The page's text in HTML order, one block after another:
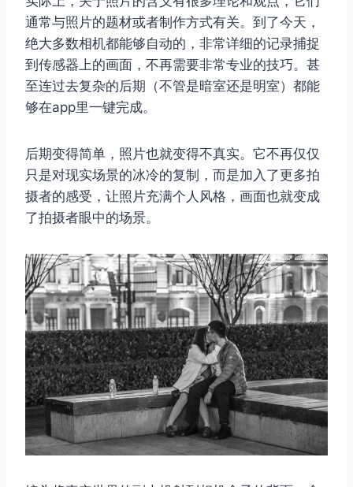
通常与照片的题材或者制作方式有关。到了今天，
绝大多数相机都能够自动的，非常详细的记录捕捉
到传感器上的画面，不再需要非常专业的技巧。甚
至连过去复杂的后期（不管是暗室还是明室）都能
够在app里一键完成。
后期变得简单，照片也就变得不真实。它不再仅仅
只是对现实场景的冰冷的复制，而是加入了更多拍
摄者的感受，让照片充满个人风格，画面也就变成
了拍摄者眼中的场景。